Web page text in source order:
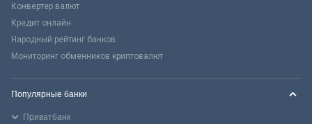
Конвертер валют
Кредит онлайн
Народный рейтинг банков
Мониторинг обменников криптовалют
Популярные банки
Приватбанк